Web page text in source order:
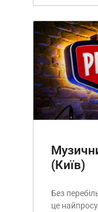
(Київ)
Без
це